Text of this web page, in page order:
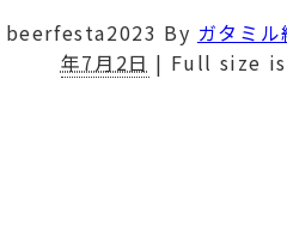
beerfesta2023 By ガタミ
年7月2日 | Full size is